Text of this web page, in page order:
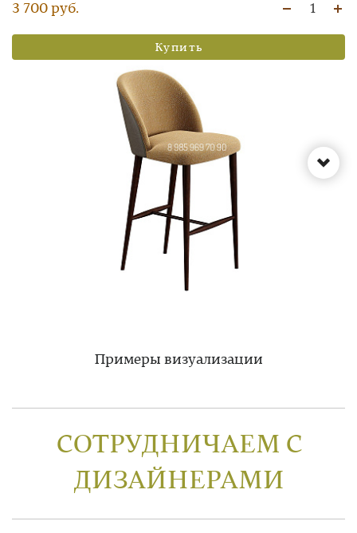
3 700 руб. 1
Купить
Примеры визуализации
СОТРУДНИЧАЕМ С
ДИЗАЙНЕРАМИ